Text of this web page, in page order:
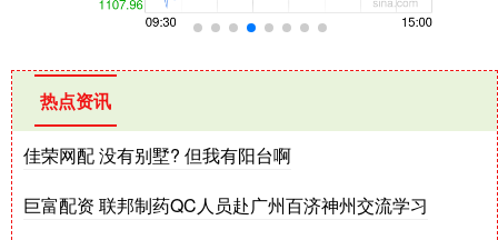
热点资讯
佳荣网配 没有别墅? 但我有阳台啊
巨富配资 联邦制药QC人员赴广州百济神州交流学习